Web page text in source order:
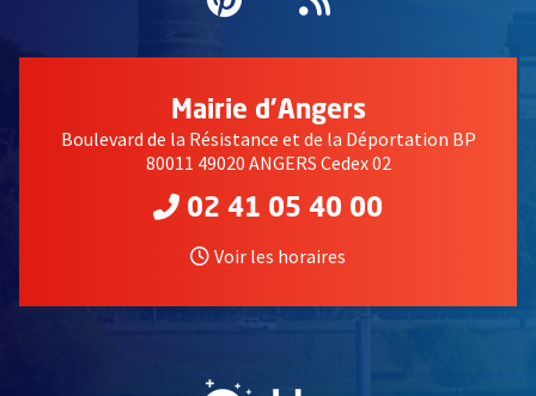
Mairie d'Angers
Boulevard de la Résistance et de la Déportation BP
80011 49020 ANGERS Cedex 02
02 41 05 40 00
Voir les horaires